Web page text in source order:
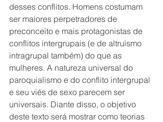
desses conflitos. Homens costumam
ser maiores perpetradores de
preconceito e mais protagonistas de
conflitos intergrupais (e de altruísmo
intragrupal também) do que as
mulheres. A natureza universal do
paroquialismo e do conflito intergrupal
e seu viés de sexo parecem ser
universais. Diante disso, o objetivo
deste texto será mostrar como teorias